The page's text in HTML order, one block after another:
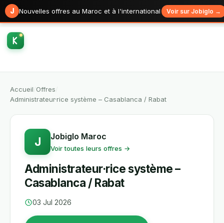
J Nouvelles offres au Maroc et à l'international Voir sur Jobiglo →
Accueil Offres
Administrateur·rice système – Casablanca / Rabat
J Jobiglo Maroc
Voir toutes leurs offres →
Administrateur·rice système –
Casablanca / Rabat
03 Jul 2026